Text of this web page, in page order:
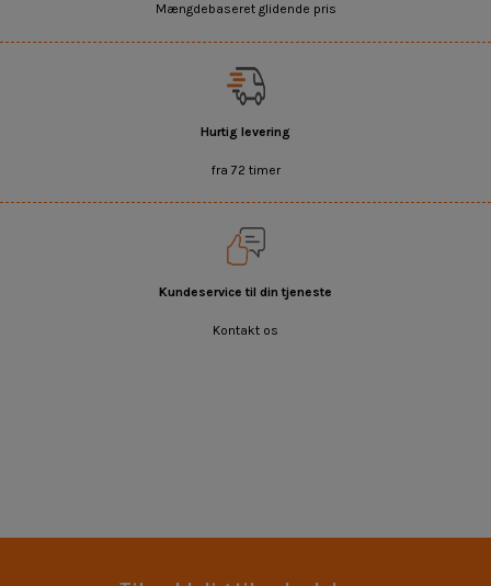
Mængdebaseret glidende pris
Hurtig levering
fra 72 timer
Kundeservice til din tjeneste
Kontakt os